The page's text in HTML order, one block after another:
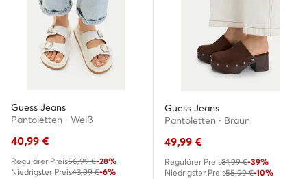
Guess Jeans
Pantoletten · Weiß
40,99 €
Regulärer Preis56,99 €-28%
Niedrigster Preis43,99 €-6%
Guess Jeans
Pantoletten · Braun
49,99 €
Regulärer Preis81,99 €-39%
Niedrigster Preis55,99 €-10%